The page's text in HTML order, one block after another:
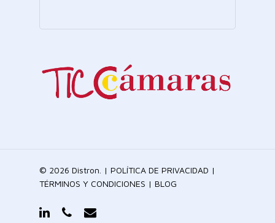
© 2026 Distron. | POLÍTICA DE PRIVACIDAD |
TÉRMINOS Y CONDICIONES | BLOG
linkedinphoneemail